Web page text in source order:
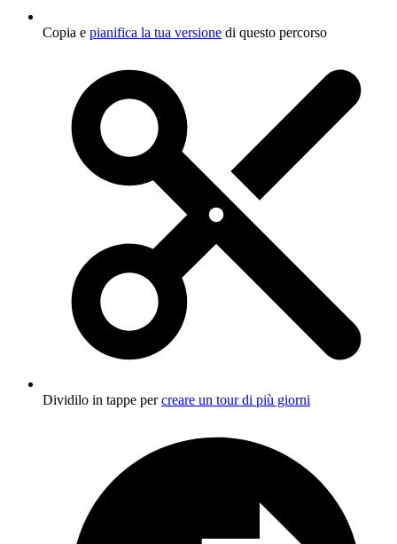
Copia e pianifica la tua versione di questo percorso
Dividilo in tappe percreare un tour di più giorni